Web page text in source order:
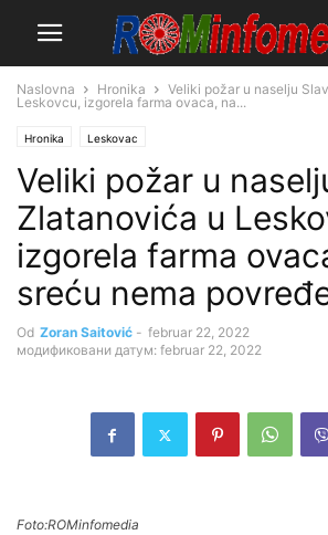
Naslovna Hronika
Veliki požar u naselju
Leskovcu, izgorela farma ovaca, na...
Hronika Leskovac
Veliki požar u
Zlatanovića u
izgorela farma
sreću nema
Od Zoran Saitović - februar 22, 2022
модификовани датум: februar 22, 2022
Foto:ROMinfomedia